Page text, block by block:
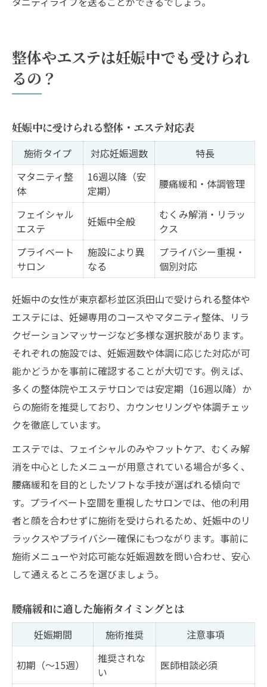
整体やエステは妊娠中でも受けられ
るの？
妊娠中に受けられる整体・エステ対応表
施術タイプ 対応妊娠週数
特長
マタニティ整
体
16週以降（安
定期）
腰痛緩和・体調管理
フェイシャル
エステ
妊娠中全般
むくみ解消・リラッ
クス
プライベート
サロン
施設により異
なる
プライバシー重視・
個別対応
妊娠中の女性が東京都杉並区浜田山で受けられる整体や
エステには、妊婦専用のコースやマタニティ整体、リラ
クゼーションマッサージなど多様な選択肢があります。
それぞれの施設では、妊娠週数や体調に応じた対応が可
能かどうかを事前に確認することが大切です。例えば、
多くの整体院やエステサロンでは安定期（16週以降）か
らの施術を推奨しており、カウンセリングや体調チェッ
クを徹底しています。
エステでは、フェイシャルのみやフットケア、むくみ解
消を中心としたメニューが用意されている場合が多く、
腰痛緩和を目的としたソフトな手技が選ばれる傾向で
す。プライベート空間を重視したサロンでは、他の利用
者と顔を合わせずに施術を受けられるため、妊娠中のリ
ラックスやプライバシー確保にもつながります。事前に
施術メニューや対応可能な妊娠週数を問い合わせ、安心
して通えるところを選びましょう。
腰痛緩和に適した施術タイミングとは
妊娠期間 施術推奨 注意事項
初期（～15週）
推奨されな
い
医師相談必須